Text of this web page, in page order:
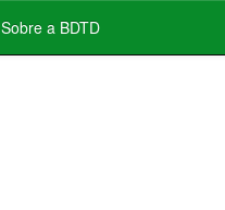
Sobre a BDTD